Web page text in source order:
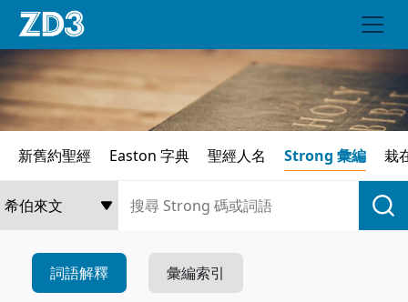
新舊約聖經 Easton 字典 聖經人名 Strong 彙編 栽
詞語解釋 彙編索引